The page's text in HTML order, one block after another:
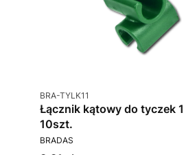
Kod produktu
BRA-TYLK11
Łącznik kątowy do tyczek
10szt.
PRODUCENT
BRADAS